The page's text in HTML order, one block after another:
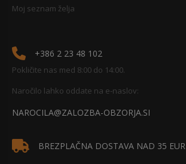
Moj seznam želja
+386 2 23 48 102
Pokličite nas med 8:00 do 14:00.
Naročilo lahko oddate na e-naslov:
NAROCILA@ZALOZBA-OBZORJA.SI
BREZPLAČNA DOSTAVA NAD 35 EUR